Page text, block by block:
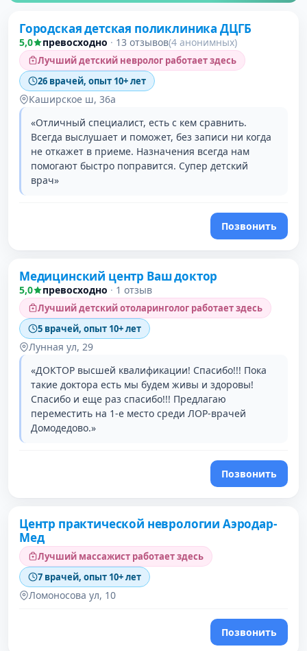
Городская детская поликлиника ДЦГБ
5,0 превосходно · 13 отзывов(4 анонимных)
Лучший детский невролог работает здесь
26 врачей, опыт 10+ лет
Каширское ш, 36а
«Отличный специалист, есть с кем сравнить.
Всегда выслушает и поможет, без записи ни когда
не откажет в приеме. Назначения всегда нам
помогают быстро поправится. Супер детский
врач»
Позвонить
Медицинский центр Ваш доктор
5,0 превосходно · 1 отзыв
Лучший детский отоларинголог работает здесь
5 врачей, опыт 10+ лет
Лунная ул, 29
«ДОКТОР высшей квалификации! Спасибо!!! Пока
такие доктора есть мы будем живы и здоровы!
Спасибо и еще раз спасибо!!! Предлагаю
переместить на 1-е место среди ЛОР-врачей
Домодедово.»
Позвонить
Центр практической неврологии Аэродар-
Мед
Лучший массажист работает здесь
7 врачей, опыт 10+ лет
Ломоносова ул, 10
Позвонить